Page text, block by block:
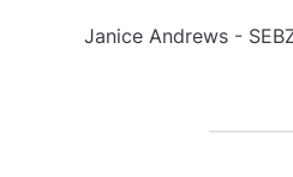
Janice Andrews -